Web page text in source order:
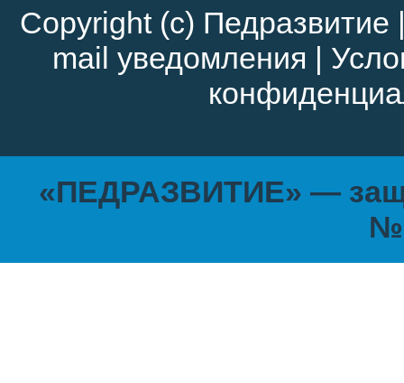
Copyright (c) Педразвитие
mail уведомления |
«ПЕДРАЗВИТИЕ» —